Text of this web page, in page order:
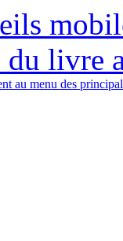
du livre
au menu des